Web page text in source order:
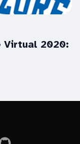
Virtual 2020: